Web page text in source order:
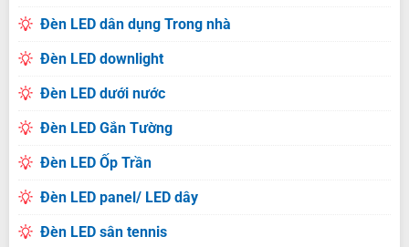
Đèn LED dân dụng Trong nhà
Đèn LED downlight
Đèn LED dưới nước
Đèn LED Gắn Tường
Đèn LED Ốp Trần
Đèn LED panel/ LED dây
Đèn LED sân tennis